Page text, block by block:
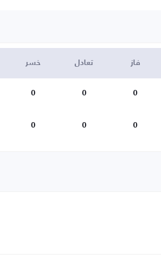
فاز تعادل خسر
0
0
0
0
0
0